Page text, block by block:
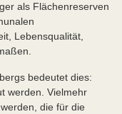
als Flächenreserven
Lebensqualität,
bedeutet dies:
werden. Vielmehr
die für die